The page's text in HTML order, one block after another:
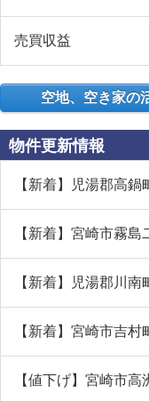
売買収益
空地、空き家の
物件更新情報
【新着】児湯郡高
【新着】宮崎市霧
【新着】児湯郡川
【新着】宮崎市吉
【値下げ】宮崎市